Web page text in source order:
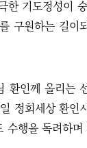
한 기도정성이
구원하는 길이
환인께 올리는
정회세상 환인
수행을 독려하